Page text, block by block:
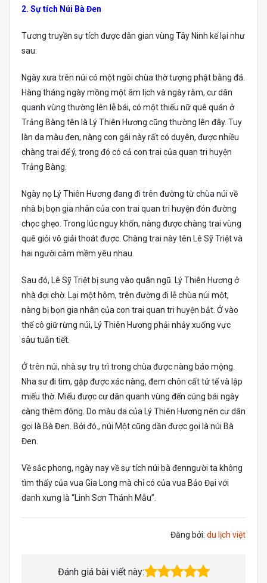
2. Sự tích Núi Bà Đen
Tương truyền sự tích được dân gian vùng Tây Ninh kể lại như
sau:
Ngày xưa trên núi có một ngôi chùa thờ tượng phật bằng đá.
Hàng tháng ngày mồng một âm lịch và ngày rằm, cư dân
quanh vùng thường lên lễ bái, có một thiếu nữ quê quán ở
Trảng Bàng tên là Lý Thiên Hương cũng thường lên đây. Tuy
làn da màu đen, nàng con gái này rất có duyên, được nhiều
chàng trai để ý, trong đó có cả con trai của quan tri huyện
Trảng Bàng.
Ngày nọ Lý Thiên Hương đang đi trên đường từ chùa núi về
nhà bị bọn gia nhân của con trai quan tri huyện đón đường
chọc ghẹo. Trong lúc nguy khốn, nàng được chàng trai vùng
quê giỏi võ giải thoát được. Chàng trai này tên Lê Sỹ Triệt và
hai người cảm mềm yêu nhau.
Sau đó, Lê Sỹ Triệt bị sung vào quân ngũ. Lý Thiên Hương ở
nhà đợi chờ. Lại một hôm, trên đường đi lễ chùa núi một,
nàng bị bọn gia nhân của con trai quan tri huyện bắt. Ở vào
thế cô giữ rừng núi, Lý Thiên Hương phải nhảy xuống vực
sâu tuẫn tiết.
Ở trên núi, nhà sự trụ trì trong chùa được nàng báo mộng.
Nha sư đi tìm, gặp được xác nàng, đem chôn cất tử tế và lập
miếu thờ. Miếu được cư dân quanh vùng đến cúng bái ngày
càng thêm đông. Do màu da của Lý Thiên Hương nên cư dân
gọi là Bà Đen. Bởi đó., núi Một cũng dần được gọi là núi Bà
Đen.
Về sắc phong, ngày nay về sự tích núi bà đenngười ta không
tìm thấy của vua Gia Long mà chỉ có của vua Bảo Đại với
danh xưng là “Linh Sơn Thánh Mẫu”.
Đăng bởi: du lịch việt
Đánh giá bài viết này: